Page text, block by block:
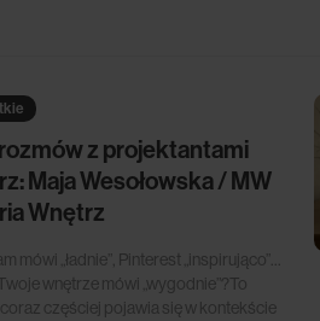
z projektantami
Maja Wesołowska / MW
Wnętrz
mówi „ładnie”, Pinterest „inspirująco”…
wnętrze mówi „wygodnie”?To
częściej pojawia się w kontekście